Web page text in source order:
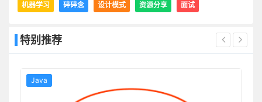
机器学习 碎碎念 设计模式 资源分享 面试
特别推荐
Java